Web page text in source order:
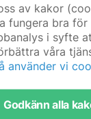
av kakor
fungera bra för
i syfte
våra
använder vi
Godkänn alla